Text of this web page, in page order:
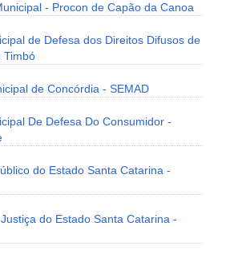
- Procon de Capão da Canoa
de Defesa dos Direitos Difusos de
Timbó
de Concórdia - SEMAD
De Defesa Do Consumidor -
do Estado Santa Catarina -
do Estado Santa Catarina -